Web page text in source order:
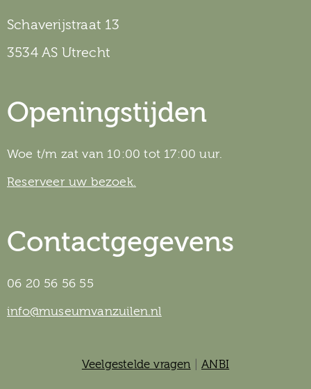
Schaverijstraat 13
3534 AS Utrecht
Openingstijden
Woe t/m zat van 10:00 tot 17:00 uur.
Reserveer uw bezoek.
Contactgegevens
06 20 56 56 55
info@museumvanzuilen.nl
Veelgestelde vragen ANBI